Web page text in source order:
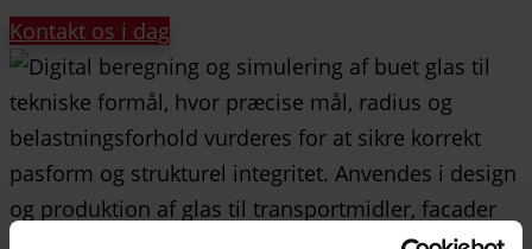
Kontakt os i dag